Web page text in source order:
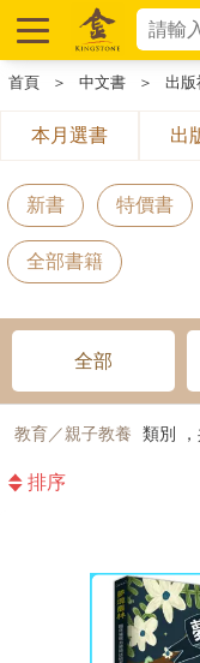
首頁 ＞ 中文書 ＞ 出版
本月選書 出
新書 特價書
全部書籍
全部
教育／親子教養 類別
排序